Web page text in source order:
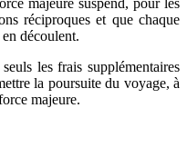
majeure suspend, pour les
réciproques et que chaque
découlent.
les frais supplémentaires
la poursuite du voyage, à
majeure.